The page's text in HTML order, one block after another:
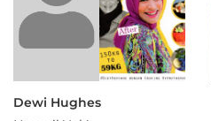
Dewi Hughes